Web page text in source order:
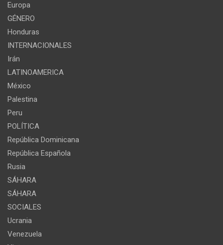
Europa
GÉNERO
Honduras
INTERNACIONALES
Irán
LATINOAMERICA
México
Palestina
Peru
POLÍTICA
República Dominicana
República Española
Rusia
SÁHARA
SÁHARA
SOCIALES
Ucrania
Venezuela